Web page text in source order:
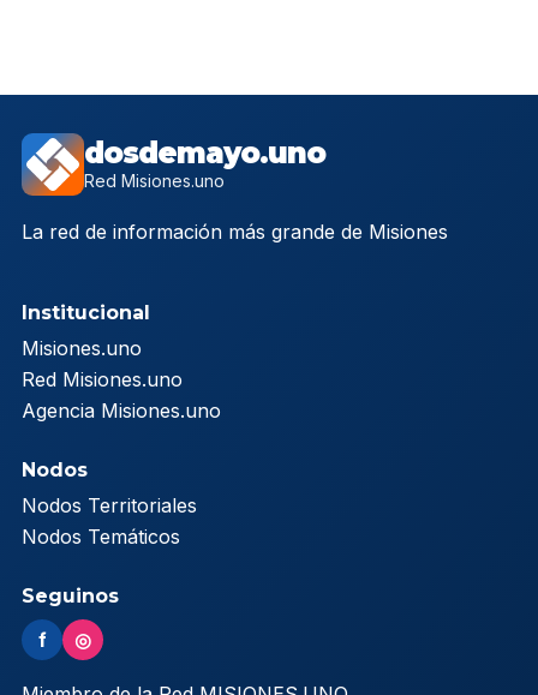
dosdemayo.uno
Red Misiones.uno
La red de información más grande de Misiones
Institucional
Misiones.uno
Red Misiones.uno
Agencia Misiones.uno
Nodos
Nodos Territoriales
Nodos Temáticos
Seguinos
f ◎